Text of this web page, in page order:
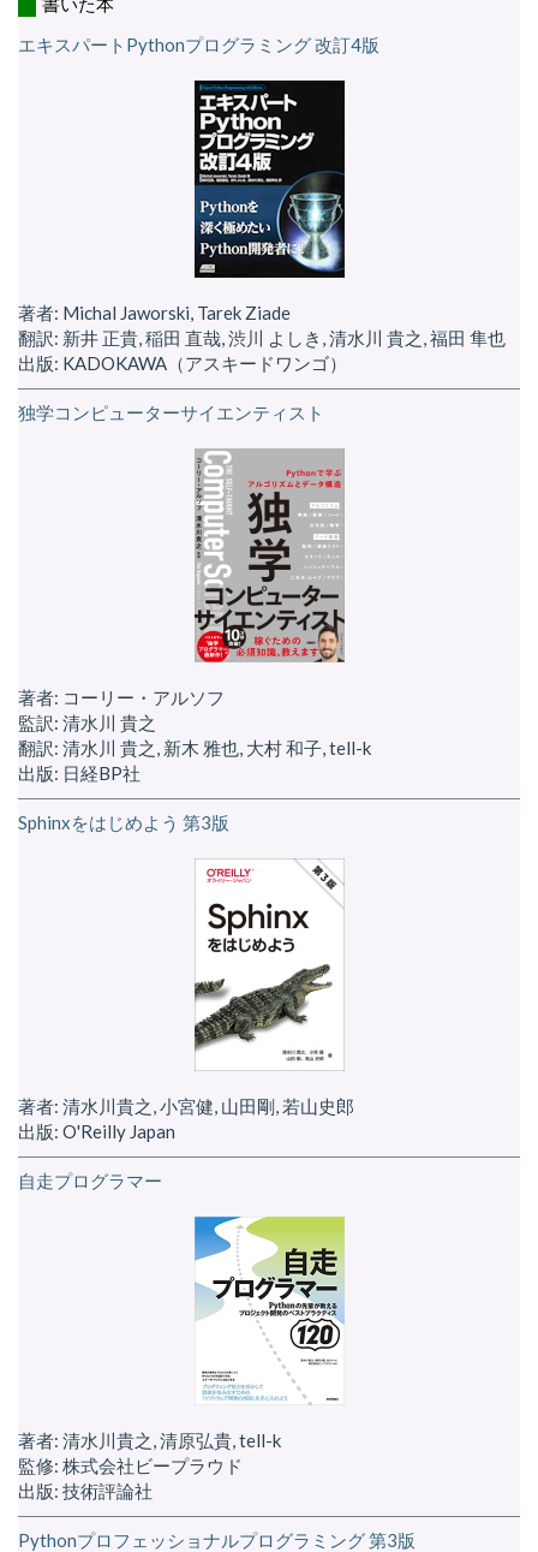
エキスパートPythonプログラミング 改訂4版
著者: Michal Jaworski, Tarek Ziade
翻訳: 新井 正貴, 稲田 直哉, 渋川 よしき, 清水川 貴之, 福田 隼也
出版: KADOKAWA（アスキードワンゴ）
独学コンピューターサイエンティスト
著者: コーリー・アルソフ
監訳: 清水川 貴之
翻訳: 清水川 貴之, 新木 雅也, 大村 和子, tell-k
出版: 日経BP社
Sphinxをはじめよう 第3版
著者: 清水川貴之, 小宮健, 山田剛, 若山史郎
出版: O'Reilly Japan
自走プログラマー
著者: 清水川貴之, 清原弘貴, tell-k
監修: 株式会社ビープラウド
出版: 技術評論社
Pythonプロフェッショナルプログラミング 第3版